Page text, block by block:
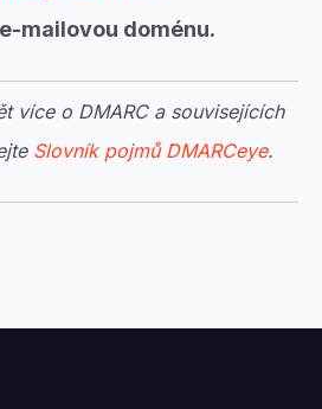
mailovou doménu.
více o DMARC a souvisejících
Slovník pojmů DMARCeye.